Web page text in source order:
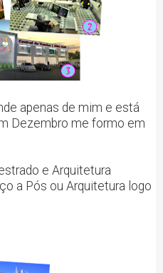
apenas de mim e está
Dezembro me formo em
e Arquitetura
a Pós ou Arquitetura logo